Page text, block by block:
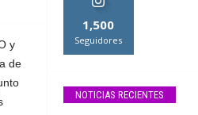
y
de
1,500
Seguidores
NOTICIAS RECIENTES